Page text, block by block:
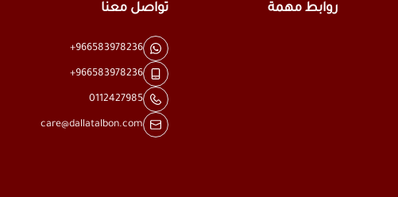
روابط مهمة تواصل معنا
+966583978236
+966583978236
0112427985
care@dallatalbon.com